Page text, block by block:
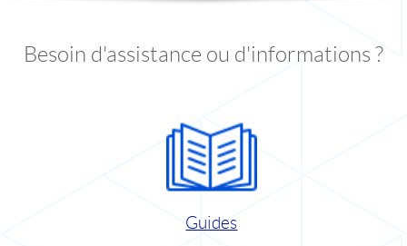
Besoin d'assistance ou d'informations ?
Guides